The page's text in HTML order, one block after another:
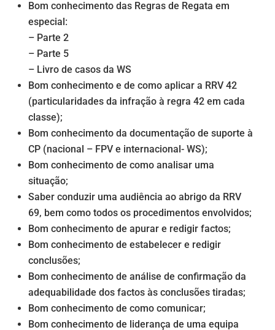
Bom conhecimento das Regras de Regata em
especial:
– Parte 2
– Parte 5
– Livro de casos da WS
Bom conhecimento e de como aplicar a RRV 42
(particularidades da infração à regra 42 em cada
classe);
Bom conhecimento da documentação de suporte à
CP (nacional – FPV e internacional- WS);
Bom conhecimento de como analisar uma
situação;
Saber conduzir uma audiência ao abrigo da RRV
69, bem como todos os procedimentos envolvidos;
Bom conhecimento de apurar e redigir factos;
Bom conhecimento de estabelecer e redigir
conclusões;
Bom conhecimento de análise de confirmação da
adequabilidade dos factos às conclusões tiradas;
Bom conhecimento de como comunicar;
Bom conhecimento de liderança de uma equipa